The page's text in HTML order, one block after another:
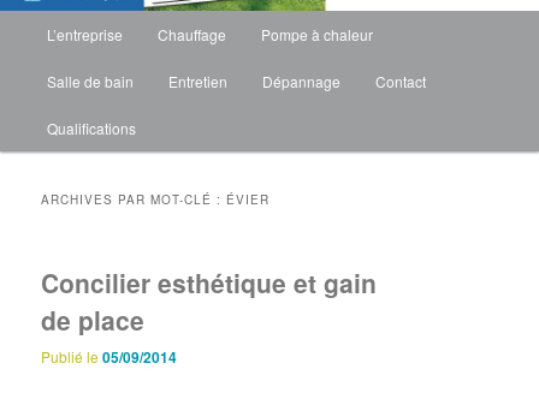
principal
Aller
au
contenu
principal
Aller
au
contenu
secondaire
L’entreprise Chauffage Pompe à chaleur
Salle de bain Entretien Dépannage Contact
Qualifications
ARCHIVES PAR MOT-CLÉ : ÉVIER
Concilier esthétique et gain
de place
Publié le05/09/2014